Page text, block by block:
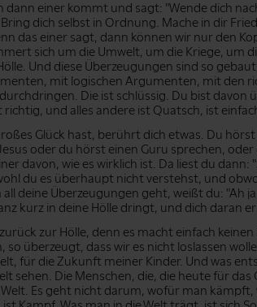
dann einer kommt und sagt: "Wende dich
dich selbst in Ordnung. Mache in dir
das einer sagt, dann können wir nur den
sich um die Umwelt, um die Kriege, um
Und diese Überzeugungen sind so
mit logischen Argumenten, mit den
Die ist schlüssig. Du bist davon
richtig, und alles andere ist Quatsch, ist
Glück hast, berührt dich etwas. Du
oder du hörst einen Guru sprechen,
davon, wie es wirklich ist. Da liest du dann:
du es überhaupt nicht verstehst, und
deine Überzeugungen geht, weißt du: "Ah
kurz in deine Hölle dringt, und dich daran
zur Hölle, denn es macht einfach
so überzeugt, dass wir es nicht loslassen
für die Zukunft meiner Kinder. Und was
sehen. Die Menschen, die, die heute für
Es geht nicht darum, wofür man